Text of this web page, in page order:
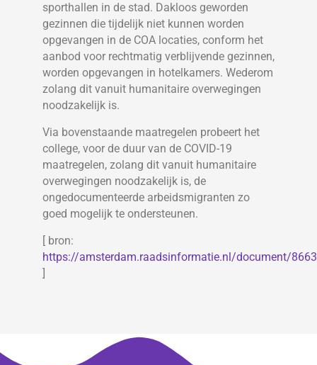
sporthallen in de stad. Dakloos geworden
gezinnen die tijdelijk niet kunnen worden
opgevangen in de COA locaties, conform het
aanbod voor rechtmatig verblijvende gezinnen,
worden opgevangen in hotelkamers. Wederom
zolang dit vanuit humanitaire overwegingen
noodzakelijk is.
Via bovenstaande maatregelen probeert het
college, voor de duur van de COVID-19
maatregelen, zolang dit vanuit humanitaire
overwegingen noodzakelijk is, de
ongedocumenteerde arbeidsmigranten zo
goed mogelijk te ondersteunen.
[ bron:
https://amsterdam.raadsinformatie.nl/document/